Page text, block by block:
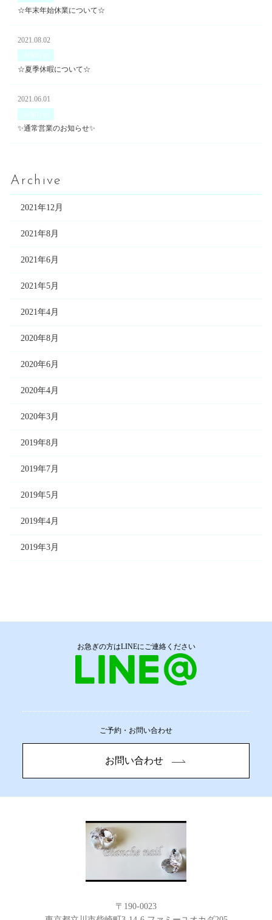
☆年末年始休業について☆
2021.08.02
お知らせ
☆夏季休暇について☆
2021.06.01
お知らせ
✨通常営業のお知らせ✨
Archive
2021年12月
2021年8月
2021年6月
2021年5月
2021年4月
2020年8月
2020年6月
2020年4月
2020年3月
2019年8月
2019年7月
2019年5月
2019年4月
2019年3月
お急ぎの方はLINEにご連絡ください
ご予約・お問い合わせ
お問い合わせ
〒190-0023